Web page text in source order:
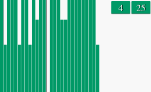
4 25